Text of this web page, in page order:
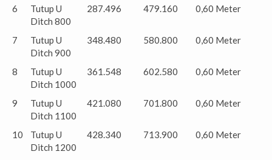
6
Tutup U
Ditch 800
287.496 479.160 0,60 Meter
7
Tutup U
Ditch 900
348.480 580.800 0,60 Meter
8
Tutup U
Ditch 1000
361.548 602.580 0,60 Meter
9
Tutup U
Ditch 1100
421.080 701.800 0,60 Meter
10
Tutup U
Ditch 1200
428.340 713.900 0,60 Meter